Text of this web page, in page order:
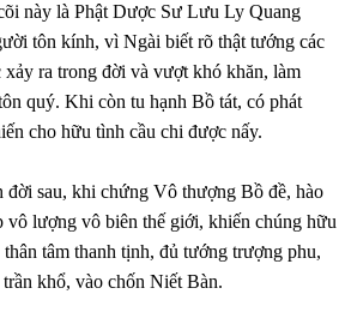
này là Phật Dược Sư Lưu Ly Quang
tôn kính, vì Ngài biết rõ thật tướng các
ra trong đời và vượt khó khăn, làm
quý. Khi còn tu hạnh Bồ tát, có phát
cho hữu tình cầu chi được nấy.
sau, khi chứng Vô thượng Bồ đề, hào
vô lượng vô biên thế giới, khiến chúng hữu
tâm thanh tịnh, đủ tướng trượng phu,
khổ, vào chốn Niết Bàn.